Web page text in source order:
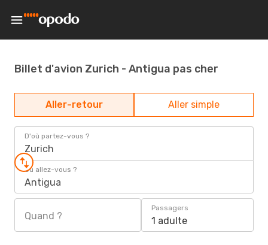
Billet d'avion Zurich - Antigua pas cher
Aller-retour Aller simple
D'où partez-vous ?
Zurich
Où allez-vous ?
Antigua
Quand ?
Passagers
1 adulte